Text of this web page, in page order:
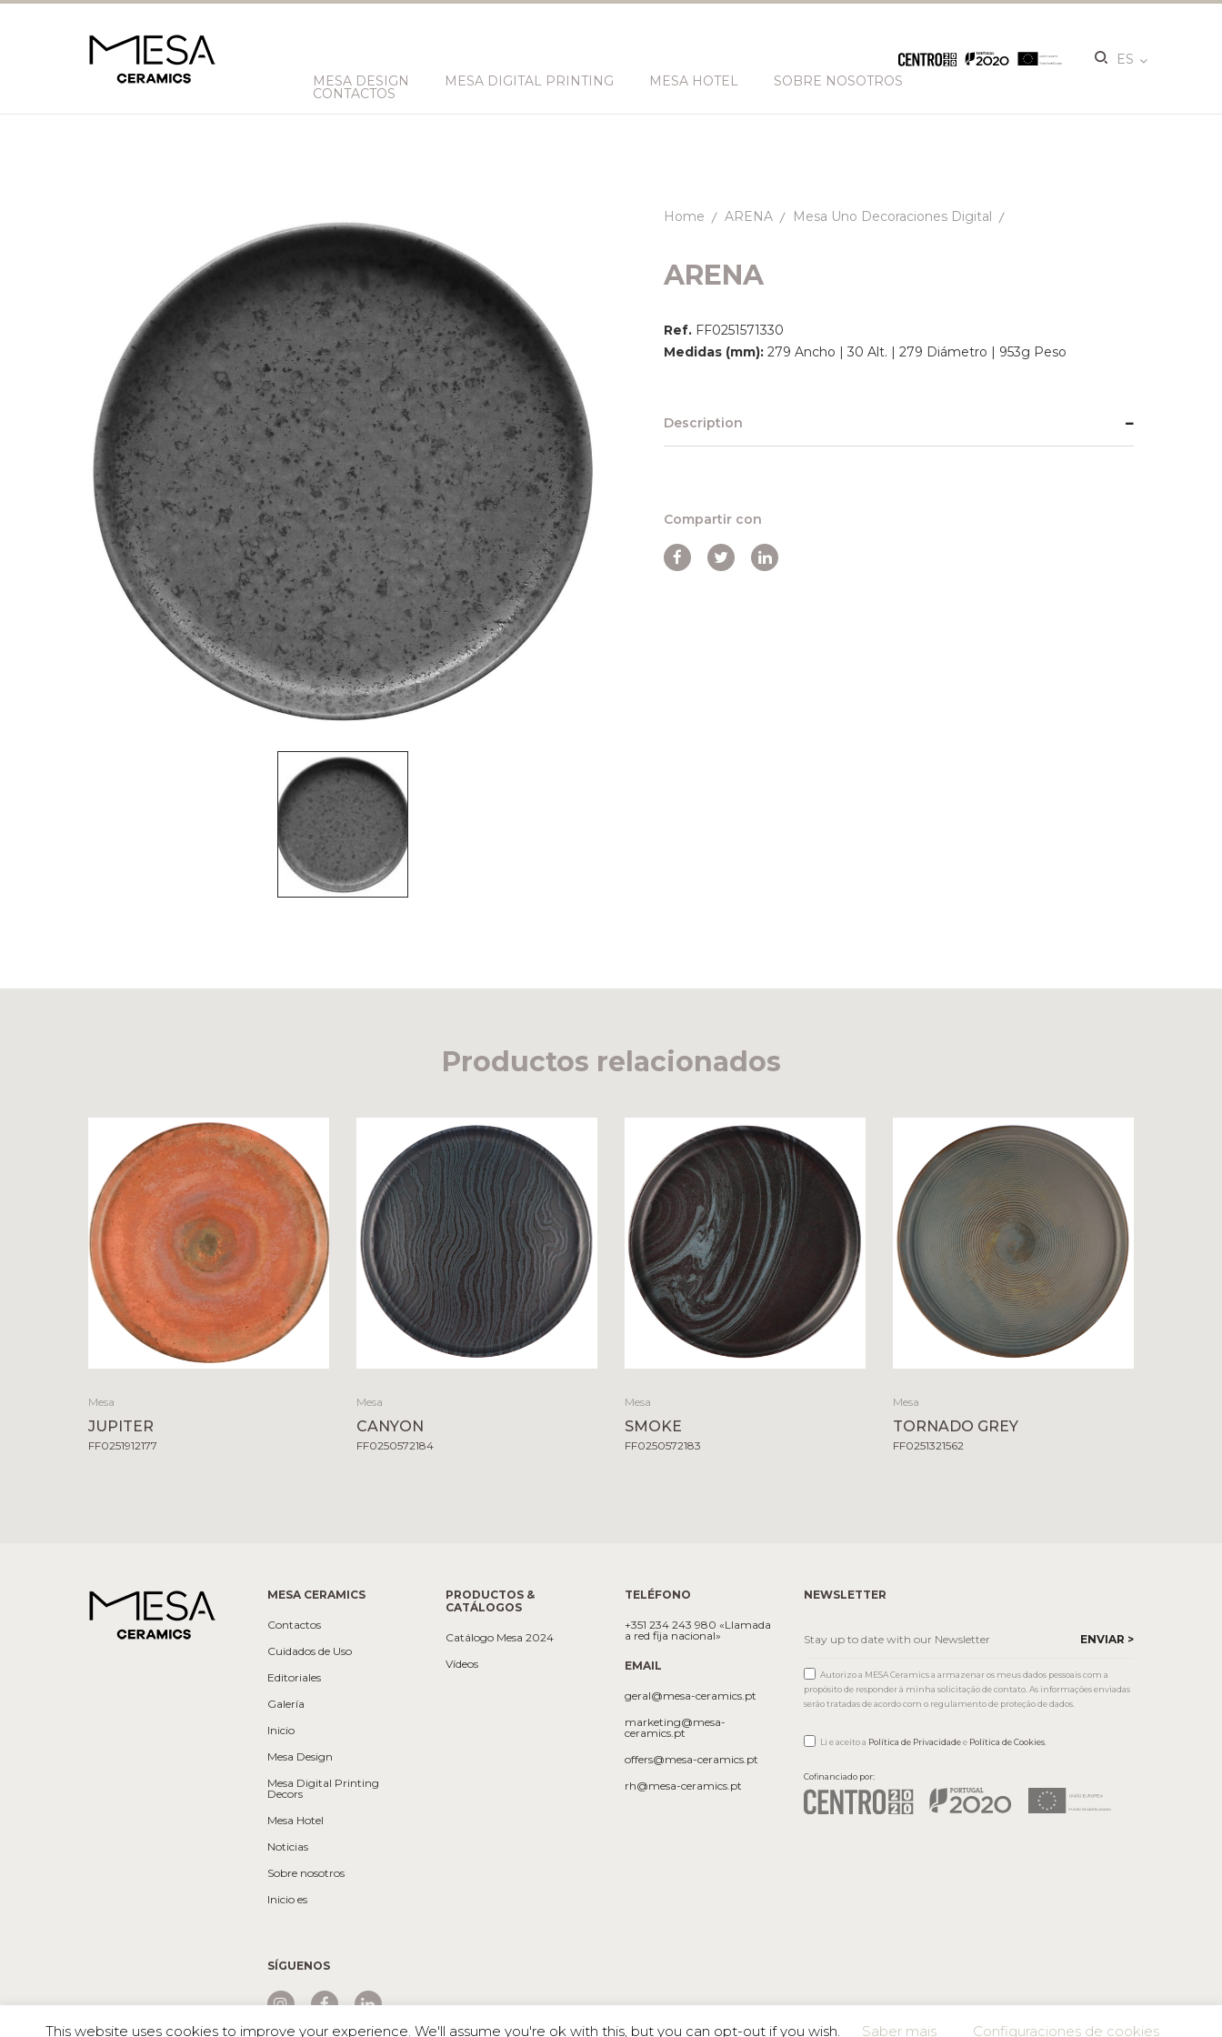
MESA DESIGN MESA DIGITAL PRINTING MESA HOTEL SOBRE NOSOTROS
CONTACTOS
ES
Home ARENA Mesa Uno Decoraciones Digital
ARENA
Ref. FF0251571330
Medidas (mm): 279 Ancho | 30 Alt. | 279 Diámetro | 953g Peso
Description
Compartir con
Productos relacionados
Mesa
JUPITER
FF0251912177
Mesa
CANYON
FF0250572184
Mesa
SMOKE
FF0250572183
Mesa
TORNADO GREY
FF0251321562
MESA CERAMICS
Contactos
Cuidados de Uso
Editoriales
Galería
Inicio
Mesa Design
Mesa Digital Printing
Decors
Mesa Hotel
Noticias
Sobre nosotros
Inicio es
SÍGUENOS
PRODUCTOS &
CATÁLOGOS
Catálogo Mesa 2024
Vídeos
TELÉFONO
+351 234 243 980 «Llamada
a red fija nacional»
EMAIL
geral@mesa-ceramics.pt
marketing@mesa-
ceramics.pt
offers@mesa-ceramics.pt
rh@mesa-ceramics.pt
NEWSLETTER
Autorizo a MESA Ceramics a armazenar os meus dados pessoais com a
propósito de responder à minha solicitação de contato. As informações enviadas
serão tratadas de acordo com o regulamento de proteção de dados.
Li e aceito a Política de Privacidadee Política de Cookies.
Cofinanciado por:
This website uses cookies to improve your experience. We'll assume you're ok with this, but you can opt-out if you wish. Saber mais Configuraciones de cookies